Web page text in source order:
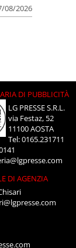
08/2026
DI PUBBLICITÀ
LG PRESSE S.R.L.
via Festaz, 52
11100 AOSTA
Tel: 0165.231711
DI AGENZIA